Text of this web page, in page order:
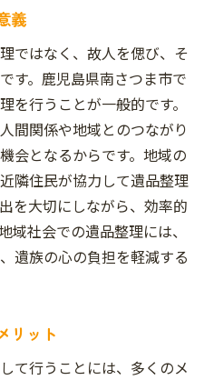
義
ではなく、故人を偲び、そ
す。鹿児島県南さつま市で
を行うことが一般的です。
間関係や地域とのつながり
会となるからです。地域の
隣住民が協力して遺品整理
を大切にしながら、効率的
域社会での遺品整理には、
遺族の心の負担を軽減する
リット
て行うことには、多くのメ